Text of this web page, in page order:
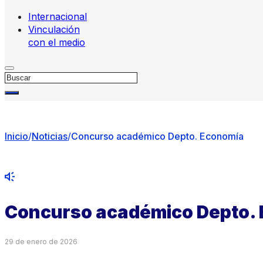
Internacional
Vinculación
con el medio
Buscar
Inicio/Noticias/Concurso académico Depto. Economía
Concurso académico Depto.
29 de enero de 2026